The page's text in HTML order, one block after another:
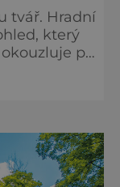
tvář. Hradní
který
po
hrad